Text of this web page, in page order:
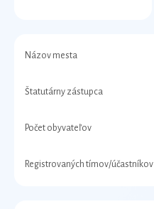
Názov mesta
Štatutárny zástupca
Počet obyvateľov
Registrovaných tímov/účastníkov